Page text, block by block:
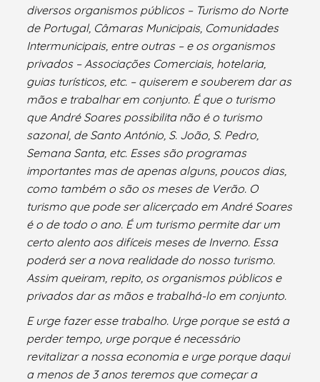
diversos organismos públicos – Turismo do Norte
de Portugal, Câmaras Municipais, Comunidades
Intermunicipais, entre outras – e os organismos
privados – Associações Comerciais, hotelaria,
guias turísticos, etc. – quiserem e souberem dar as
mãos e trabalhar em conjunto. É que o turismo
que André Soares possibilita não é o turismo
sazonal, de Santo António, S. João, S. Pedro,
Semana Santa, etc. Esses são programas
importantes mas de apenas alguns, poucos dias,
como também o são os meses de Verão. O
turismo que pode ser alicerçado em André Soares
é o de todo o ano. É um turismo permite dar um
certo alento aos difíceis meses de Inverno. Essa
poderá ser a nova realidade do nosso turismo.
Assim queiram, repito, os organismos públicos e
privados dar as mãos e trabalhá-lo em conjunto.
E urge fazer esse trabalho. Urge porque se está a
perder tempo, urge porque é necessário
revitalizar a nossa economia e urge porque daqui
a menos de 3 anos teremos que começar a